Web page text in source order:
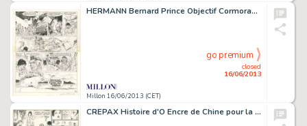
HERMANN Bernard Prince Objectif Cormoran Encre de Chine pour la planche
Millon 16/06/2013 (CET)
closed
16/06/2013
go premium
CREPAX Histoire d'O Encre de Chine pour la planche 105 de l'adaptation